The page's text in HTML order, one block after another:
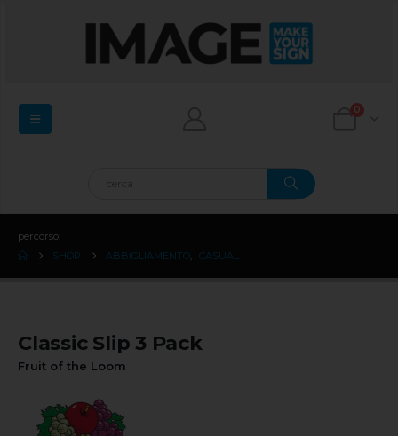
0
percorso:
SHOP
ABBIGLIAMENTO CASUAL
Classic Slip 3 Pack
Fruit of the Loom